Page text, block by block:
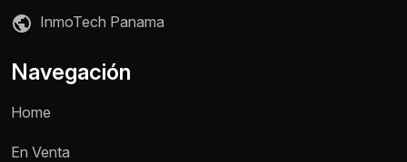
Teléfono / WhatsApp *
InmoTech Panama
Navegación
Home
En Venta